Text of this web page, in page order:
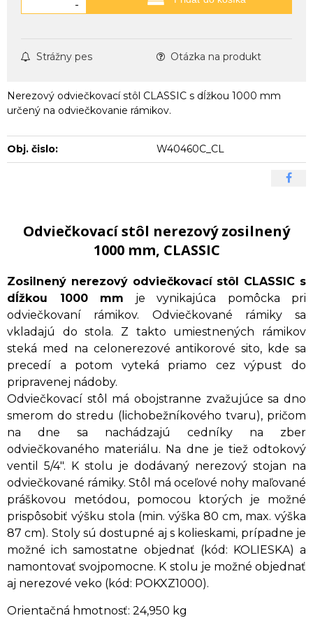
-
Strážny pes Otázka na produkt
Nerezový odviečkovací stôl CLASSIC s dĺžkou 1000 mm
určený na odviečkovanie rámikov.
Obj. čislo: W40460C_CL
Odviečkovací stôl nerezový zosilnený
1000 mm, CLASSIC
Zosilnený nerezový odviečkovací stôl CLASSIC s
dĺžkou 1000 mm je vynikajúca pomôcka pri
odviečkovaní rámikov. Odviečkované rámiky sa
vkladajú do stola. Z takto umiestnených rámikov
steká med na celonerezové antikorové sito, kde sa
precedí a potom vyteká priamo cez výpust do
pripravenej nádoby.
Odviečkovací stôl má obojstranne zvažujúce sa dno
smerom do stredu (lichobežníkového tvaru), pričom
na dne sa nachádzajú cedníky na zber
odviečkovaného materiálu. Na dne je tiež odtokový
ventil 5/4". K stolu je dodávaný nerezový stojan na
odviečkované rámiky. Stôl má oceľové nohy maľované
práškovou metódou, pomocou ktorých je možné
prispôsobiť výšku stola (min. výška 80 cm, max. výška
87 cm). Stoly sú dostupné aj s kolieskami, prípadne je
možné ich samostatne objednať (kód: KOLIESKA) a
namontovať svojpomocne. K stolu je možné objednať
aj nerezové veko (kód: POKXZ1000).
Orientačná hmotnosť: 24,950 kg